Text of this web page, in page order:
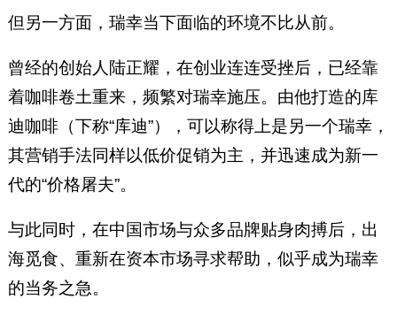
但另一方面，瑞幸当下面临的环境不比从前。
曾经的创始人陆正耀，在创业连连受挫后，已经靠
着咖啡卷土重来，频繁对瑞幸施压。由他打造的库
迪咖啡（下称“库迪”），可以称得上是另一个瑞幸，
其营销手法同样以低价促销为主，并迅速成为新一
代的“价格屠夫”。
与此同时，在中国市场与众多品牌贴身肉搏后，出
海觅食、重新在资本市场寻求帮助，似乎成为瑞幸
的当务之急。